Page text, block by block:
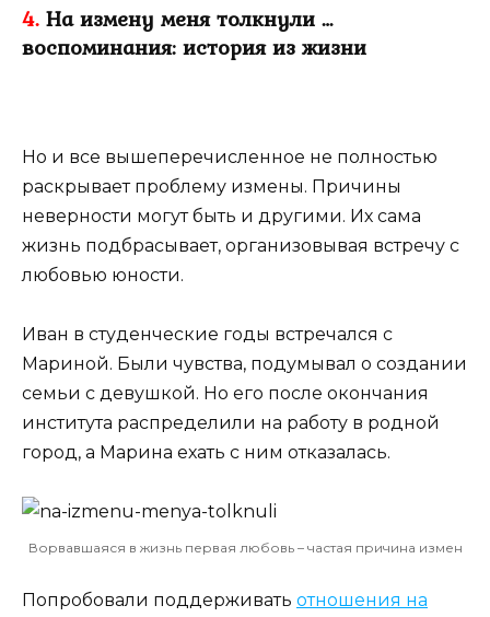
4. На измену меня толкнули …
воспоминания: история из жизни
Но и все вышеперечисленное не полностью
раскрывает проблему измены. Причины
неверности могут быть и другими. Их сама
жизнь подбрасывает, организовывая встречу с
любовью юности.
Иван в студенческие годы встречался с
Мариной. Были чувства, подумывал о создании
семьи с девушкой. Но его после окончания
института распределили на работу в родной
город, а Марина ехать с ним отказалась.
Ворвавшаяся в жизнь первая любовь – частая причина измен
Попробовали поддерживать отношения на